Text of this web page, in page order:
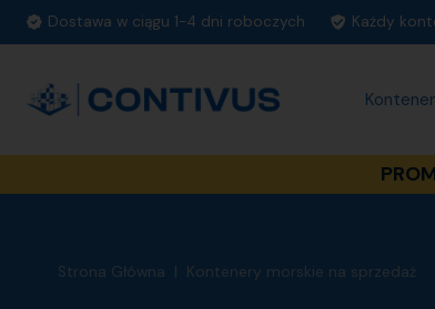
Dostawa w ciągu 1-4 dni roboczych Każdy
Strona Główna | Kontenery morskie na sprzedaż